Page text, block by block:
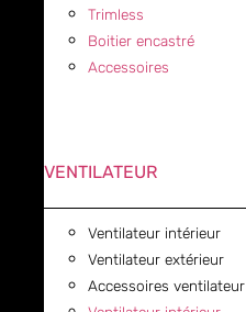
Trimless
Boitier encastré
Accessoires
VENTILATEUR
Ventilateur intérieur
Ventilateur extérieur
Accessoires ventilateur